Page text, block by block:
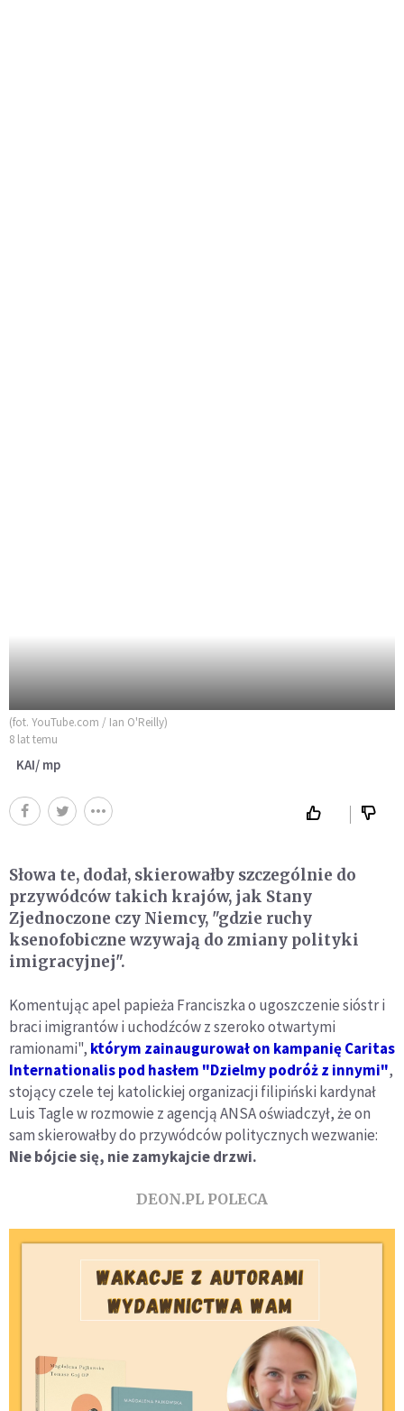
(fot. YouTube.com / Ian O'Reilly)
8 lat temu
KAI/ mp
Słowa te, dodał, skierowałby szczególnie do
przywódców takich krajów, jak Stany
Zjednoczone czy Niemcy, "gdzie ruchy
ksenofobiczne wzywają do zmiany polityki
imigracyjnej".
Komentując apel papieża Franciszka o ugoszczenie sióstr i
braci imigrantów i uchodźców z szeroko otwartymi
ramionami", którym zainaugurował on kampanię Caritas
Internationalis pod hasłem "Dzielmy podróż z innymi",
stojący czele tej katolickiej organizacji filipiński kardynał
Luis Tagle w rozmowie z agencją ANSA oświadczył, że on
sam skierowałby do przywódców politycznych wezwanie:
Nie bójcie się, nie zamykajcie drzwi.
DEON.PL POLECA